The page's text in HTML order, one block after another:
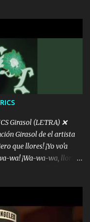
el mundo pa' conectar
a to'a tu gente Pa’ dar
traigo un Balvin en los
¿Acaso eres
abre los ojos y
los nombres de tus
del diablo " ¿Si ...
Girasol (LETRA) ❌
Girasol de el artista
que llores! ¡Yo vo'a
wa! ¡Wa-wa-wa, llores!
el mundo pa' conectar
a to'a tu gente Pa’ dar